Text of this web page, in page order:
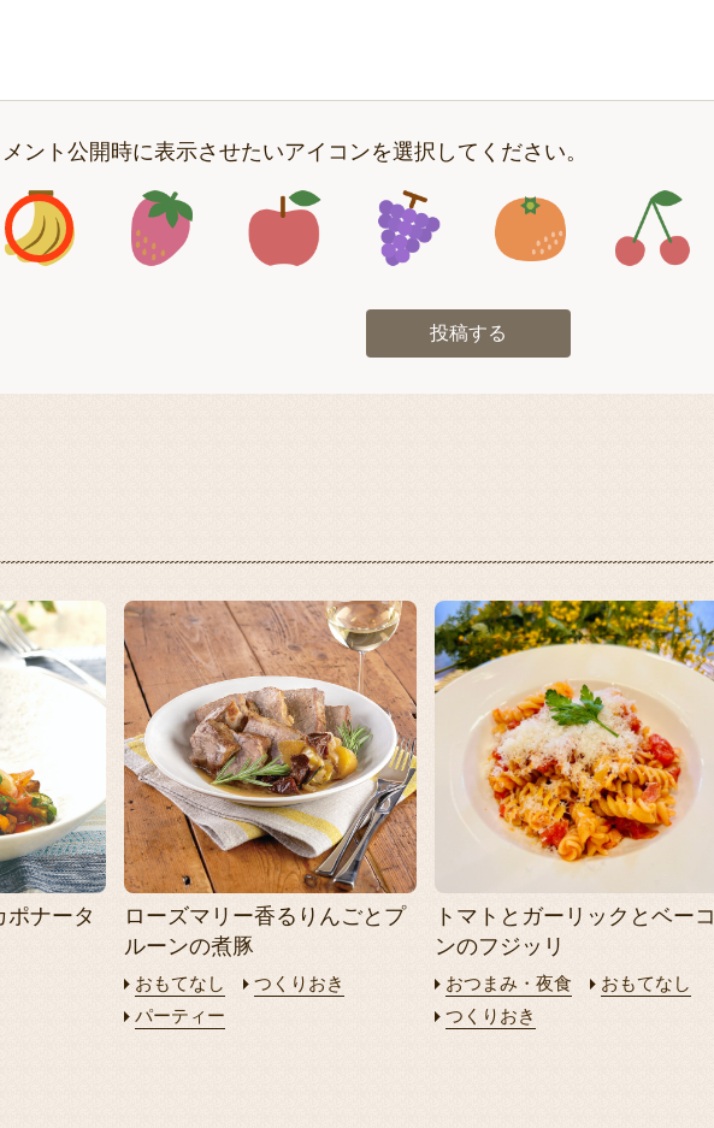
ント公開時に表示させたいアイコンを選択してください。
アイコン1 アイコン2 アイコン3 アイコン4 アイコン5
投稿する
ナータ
ローズマリー香るりんごとプ
ルーンの煮豚
おもてなし
つくりおき
パーティー
トマトとガーリックとベーコ
ンのフジッリ
おつまみ・夜食
おもてなし
つくりおき